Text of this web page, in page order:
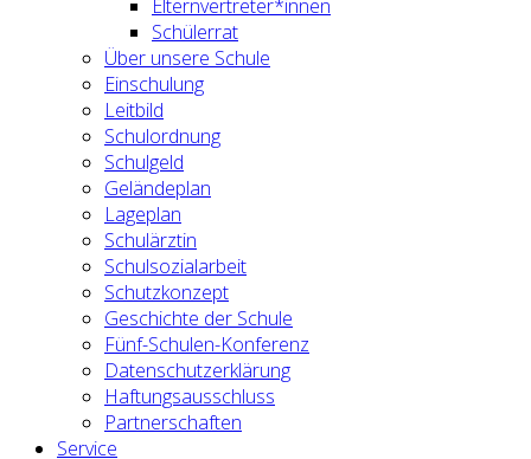
Elternvertreter*innen
Schülerrat
Über unsere Schule
Einschulung
Leitbild
Schulordnung
Schulgeld
Geländeplan
Lageplan
Schulärztin
Schulsozialarbeit
Schutzkonzept
Geschichte der Schule
Fünf-Schulen-Konferenz
Datenschutzerklärung
Haftungsausschluss
Partnerschaften
Service